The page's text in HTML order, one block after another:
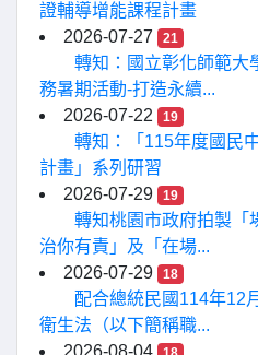
證輔導增能課程計畫
2026-07-27
21
轉知：國立彰化師範大
務暑期活動-打造永續...
2026-07-22
19
轉知：「115年度國民
計畫」系列研習
2026-07-29
19
轉知桃園市政府拍製「
治你有責」及「在場...
2026-07-29
18
配合總統民國114年12
衛生法（以下簡稱職...
2026-08-04